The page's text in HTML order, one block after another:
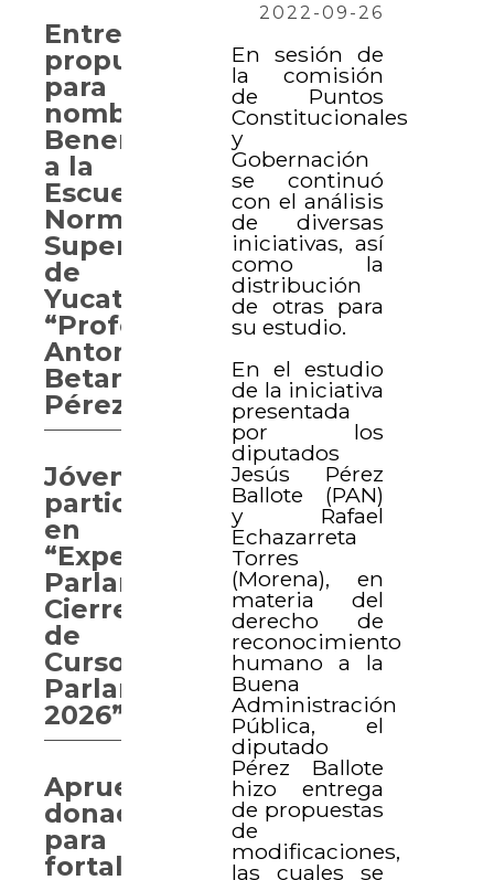
2022-09-26
En sesión de
la comisión
de Puntos
Constitucionales
y
Gobernación
se continuó
con el análisis
de diversas
iniciativas, así
como la
distribución
de otras para
su estudio.
En el estudio
de la iniciativa
presentada
por los
diputados
Jesús Pérez
Ballote (PAN)
y Rafael
Echazarreta
Torres
(Morena), en
materia del
derecho de
reconocimiento
humano a la
Buena
Administración
Pública, el
diputado
Pérez Ballote
hizo entrega
de propuestas
de
modificaciones,
las cuales se
Entregan
propuesta
para
nombrar
Benemérita
a la
Escuela
Normal
Superior
de
Yucatán
“Profesor
Antonio
Betancourt
Pérez”
Jóvenes
participan
en
“Experiencia
Parlamentaria.
Cierre
de
Curso
Parlamentario
2026”
Aprueban
donaciones
para
fortalecer